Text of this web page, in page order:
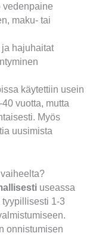
vedenpaine
maku- tai
hajuhaitat
käytettiin usein
vuotta, mutta
Myös
uusimista
useassa
1-3
onnistumisen